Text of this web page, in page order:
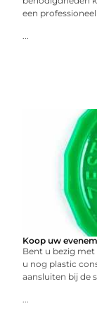
een professioneel
...
Koop uw
Bent u bezig
u nog plastic
aansluiten bij de
...